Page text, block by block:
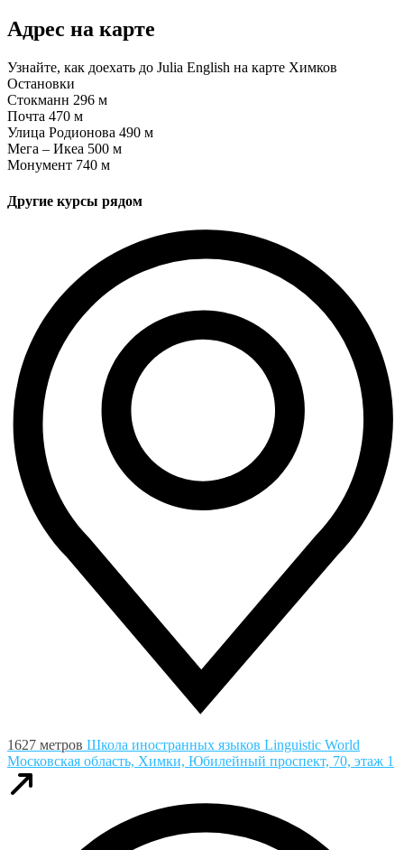
Адрес на карте
Узнайте, как доехать до Julia English на карте Химков
Остановки
Стокманн 296 м
Почта 470 м
Улица Родионова 490 м
Мега – Икеа 500 м
Монумент 740 м
Другие курсы рядом
1627 метров Школа иностранных языков Linguistic World
Московская область, Химки, Юбилейный проспект, 70, этаж 1